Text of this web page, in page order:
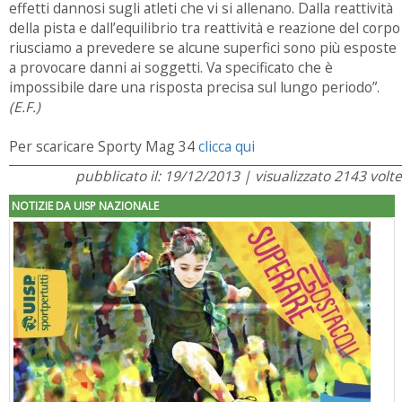
effetti dannosi sugli atleti che vi si allenano. Dalla reattività
della pista e dall’equilibrio tra reattività e reazione del corpo
riusciamo a prevedere se alcune superfici sono più esposte
a provocare danni ai soggetti. Va specificato che è
impossibile dare una risposta precisa sul lungo periodo”.
(E.F.)
Per scaricare Sporty Mag 34clicca qui
pubblicato il: 19/12/2013 | visualizzato 2143 volte
NOTIZIE DA UISP NAZIONALE